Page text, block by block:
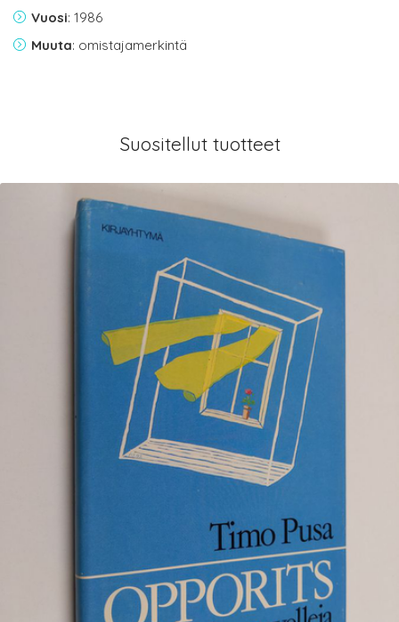
Vuosi: 1986
Muuta: omistajamerkintä
Suositellut tuotteet